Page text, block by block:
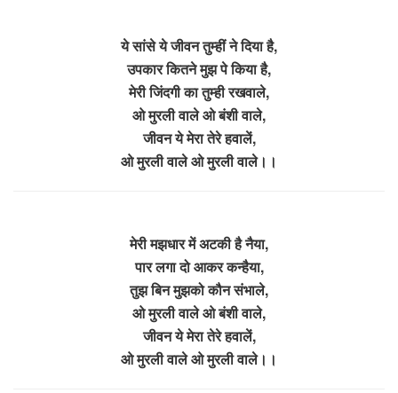
ये सांसे ये जीवन तुम्हीं ने दिया है,
उपकार कितने मुझ पे किया है,
मेरी जिंदगी का तुम्ही रखवाले,
ओ मुरली वाले ओ बंशी वाले,
जीवन ये मेरा तेरे हवालें,
ओ मुरली वाले ओ मुरली वाले।।
मेरी मझधार में अटकी है नैया,
पार लगा दो आकर कन्हैया,
तुझ बिन मुझको कौन संभाले,
ओ मुरली वाले ओ बंशी वाले,
जीवन ये मेरा तेरे हवालें,
ओ मुरली वाले ओ मुरली वाले।।